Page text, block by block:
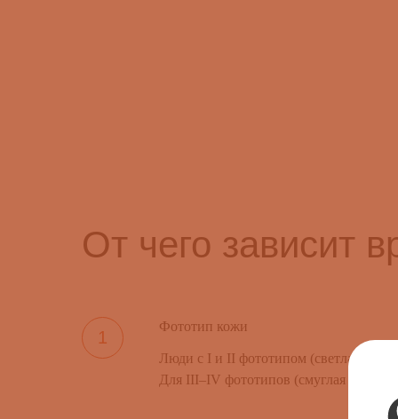
От чего зависит
Фототип кожи
Люди с I и II фототипом (светлая кожа,
Для III–IV фототипов (смуглая кожа,